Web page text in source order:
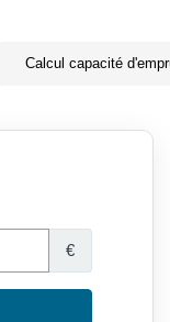
Calcul capacité